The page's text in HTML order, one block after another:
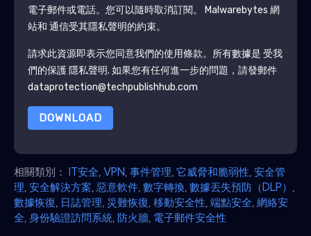
電子郵件或電話。您可以隨時取消訂閱。
Malwarebytes 網
站和 通信受其隱私聲明的約束。
請求此資源即表示您同意我們的使用條款。所有數據是 受我
們的保護 隱私聲明. 如果您有任何進一步的問題，請發郵件
dataprotection@techpublishhub.com
DOWNLOAD
相關類別： IT安全 VPN 事件管理 它威脅和脆弱性 安全管
理 安全解決方案 惡意軟件 數字轉換 數據丟失預防（DLP）
數據恢復 日誌管理 災難恢復 移動安全性 端點安全 網絡安
全 身份驗證訪問系統 防火牆 電子郵件安全性